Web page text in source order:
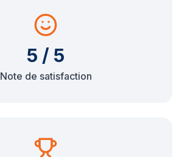
5 / 5
Note de satisfaction